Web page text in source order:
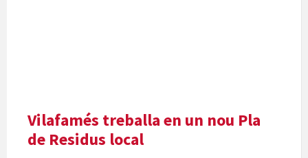
Vilafamés treballa en un nou Pla
de Residus local